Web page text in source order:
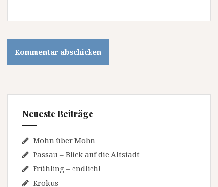
Neueste Beiträge
Mohn über Mohn
Passau – Blick auf die Altstadt
Frühling – endlich!
Krokus